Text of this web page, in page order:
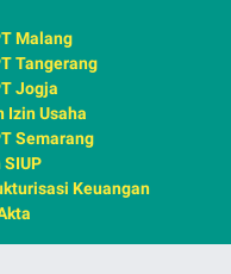
Malang
Tangerang
Jogja
Izin Usaha
Semarang
Keuangan